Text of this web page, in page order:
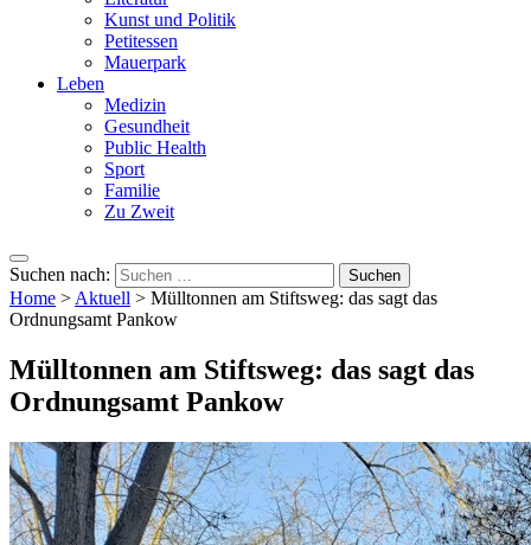
Kunst und Politik
Petitessen
Mauerpark
Leben
Medizin
Gesundheit
Public Health
Sport
Familie
Zu Zweit
Suchen nach:
Home >Aktuell > Mülltonnen am Stiftsweg: das sagt das
Ordnungsamt Pankow
Mülltonnen am Stiftsweg: das sagt das
Ordnungsamt Pankow